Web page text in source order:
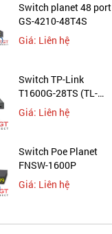
Switch planet 48 port
GS-4210-48T4S
Giá: Liên hệ
Switch TP-Link
T1600G-28TS (TL-
SG2424)
Giá: Liên hệ
Switch Poe Planet
FNSW-1600P
Giá: Liên hệ